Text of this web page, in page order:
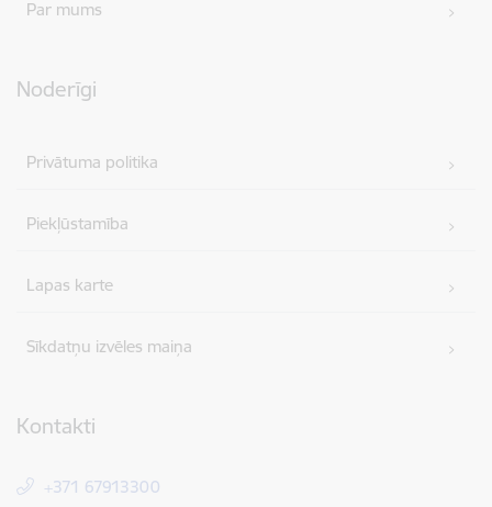
Par mums
Noderīgi
Privātuma politika
Piekļūstamība
Lapas karte
Sīkdatņu izvēles maiņa
Kontakti
+371 67913300